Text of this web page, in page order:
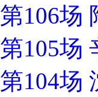
第106
第105场
第104场